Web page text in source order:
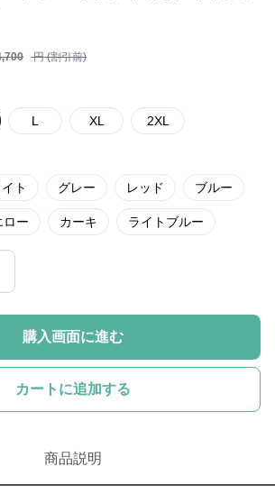
円 (割引前)
L XL 2XL
ト グレー レッド ブルー
ロー カーキ ライトブルー
購入画面に進む
カートに追加する
商品説明